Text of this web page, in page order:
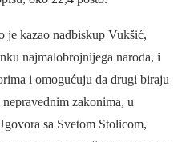
je kazao nadbiskup Vukšić,
najmalobrojnijega naroda, i
i omogućuju da drugi biraju
zakonima, u
sa Svetom Stolicom,